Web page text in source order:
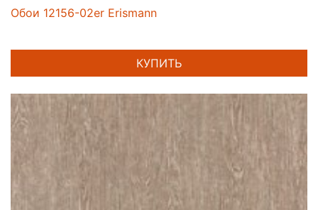
Обои 12156-02er Erismann
КУПИТЬ